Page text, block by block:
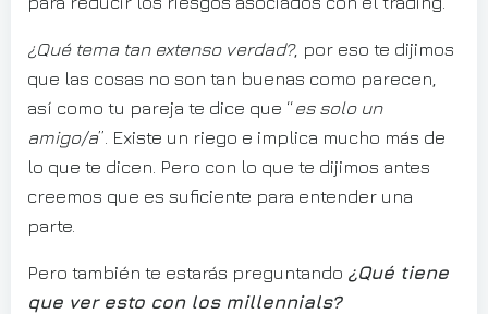
¿Qué tema tan extenso verdad?, por eso te dijimos
que las cosas no son tan buenas como parecen,
así como tu pareja te dice que “es solo un
amigo/a”. Existe un riego e implica mucho más de
lo que te dicen. Pero con lo que te dijimos antes
creemos que es suficiente para entender una
parte.
Pero también te estarás preguntando ¿Qué tiene
que ver esto con los millennials?